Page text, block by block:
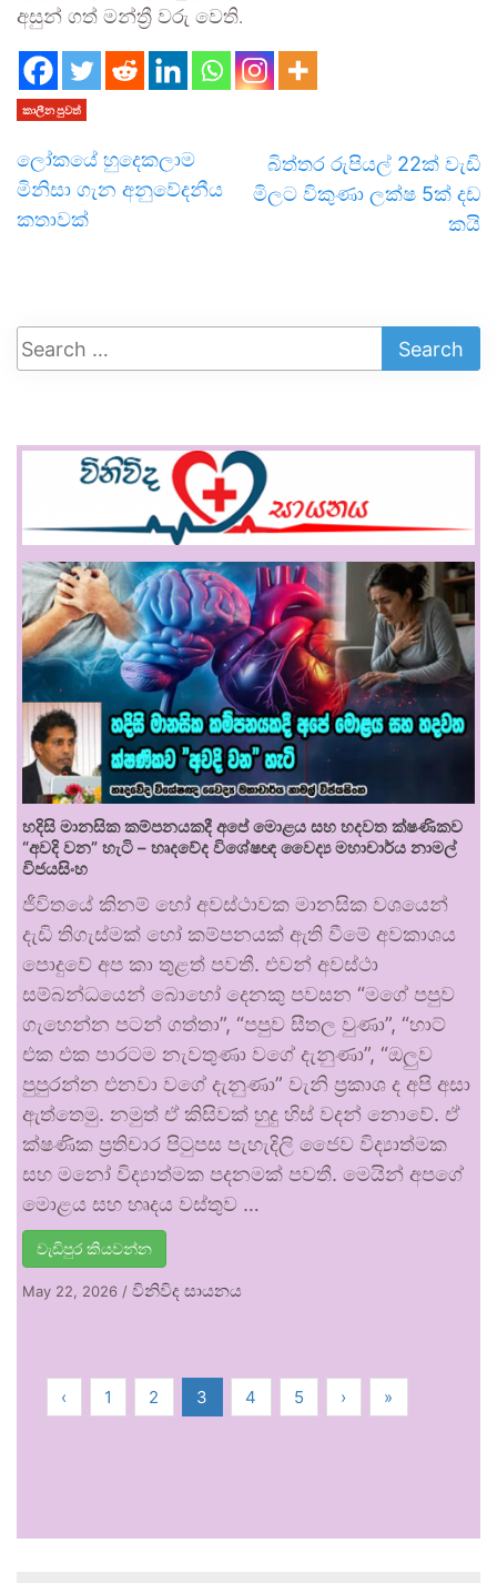
අසුන් ගත් මන්ත්‍රී වරු වෙති.
කාලීන පුවත්
ලෝකයේ හුදෙකලාම
මිනිසා ගැන අනුවේදනීය
කතාවක්
බිත්තර රුපියල් 22ක් වැඩි
මිලට විකුණා ලක්ෂ 5ක් දඩ
කයි
හදිසි මානසික කම්පනයකදී අපේ මොළය සහ හදවත ක්ෂණිකව
“අවදි වන” හැටි – හෘදවේද විශේෂඥ වෛද්‍ය මහාචාර්ය නාමල්
විජයසිංහ
ජීවිතයේ කිනම් හෝ අවස්ථාවක මානසික වශයෙන්
දැඩි තිගැස්මක් හෝ කම්පනයක් ඇති වීමේ අවකාශය
පොදුවේ අප කා තුළත් පවතී. එවන් අවස්ථා
සම්බන්ධයෙන් බොහෝ දෙනකු පවසන “මගේ පපුව
ගැහෙන්න පටන් ගත්තා”, “පපුව සීතල වුණා”, “හාට්
එක එක පාරටම නැවතුණා වගේ දැනුණා”, “ඔලුව
පුපුරන්න එනවා වගේ දැනුණා” වැනි ප්‍රකාශ ද අපි අසා
ඇත්තෙමු. නමුත් ඒ කිසිවක් හුදු හිස් වදන් නොවේ. ඒ
ක්ෂණික ප්‍රතිචාර පිටුපස පැහැදිලි ජෛව විද්‍යාත්මක
සහ මනෝ විද්‍යාත්මක පදනමක් පවතී. මෙයින් අපගේ
මොළය සහ හෘදය වස්තුව …
වැඩිපුර කියවන්න
May 22, 2026 / විනිවිද සායනය
‹ 1 2 3 4 5 › »